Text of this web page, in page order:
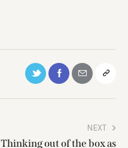
NEXT
Thinking out of the box as